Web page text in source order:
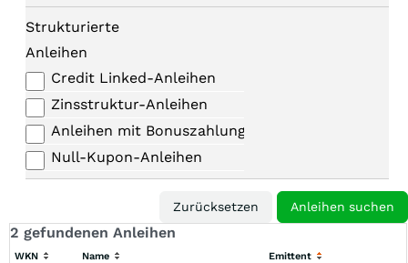
Strukturierte
Anleihen
Credit Linked-Anleihen
Zinsstruktur-Anleihen
Anleihen mit Bonuszahlungen
Null-Kupon-Anleihen
2 gefundenen Anleihen
WKN Name Emittent